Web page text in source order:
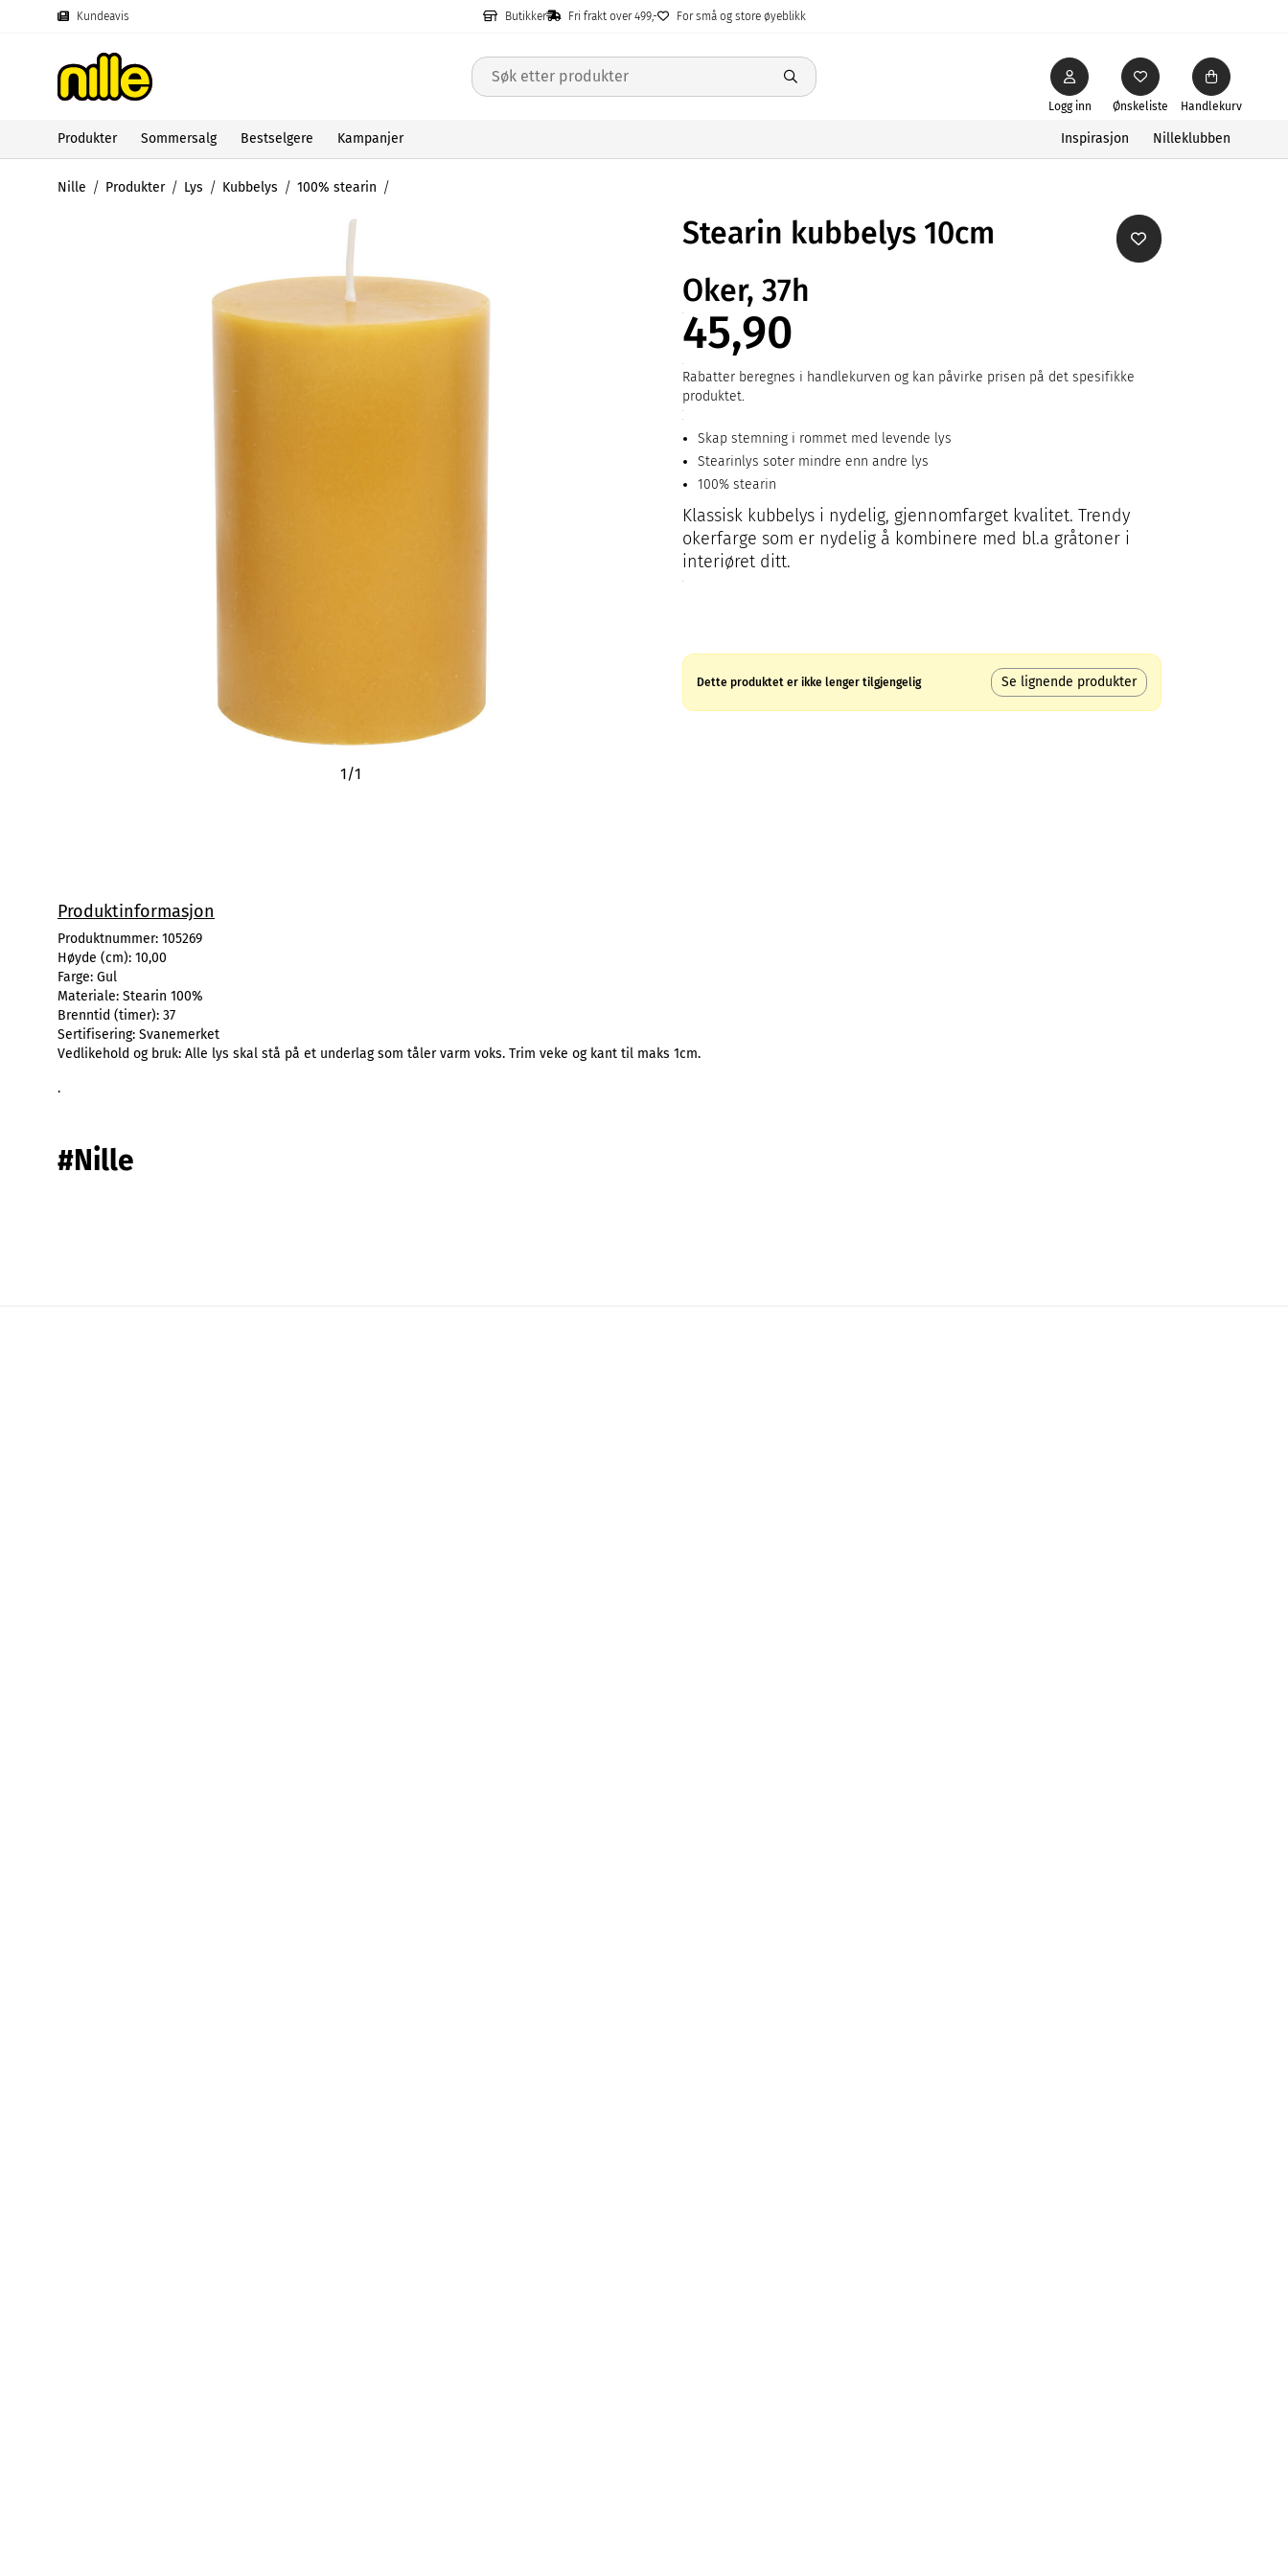
Kundeavis Butikker Fri frakt over 499,- For små og store øyeblikk
Ønskeliste
Logg inn Handlekurv
Produkter Sommersalg Bestselgere Kampanjer Inspirasjon Nilleklubben
Nille Produkter Lys Kubbelys 100% stearin
1/1
Stearin kubbelys 10cm
Oker, 37h
45,90
Rabatter beregnes i handlekurven og kan påvirke prisen på det spesifikke
produktet.
Skap stemning i rommet med levende lys
Stearinlys soter mindre enn andre lys
100% stearin
Klassisk kubbelys i nydelig, gjennomfarget kvalitet. Trendy
okerfarge som er nydelig å kombinere med bl.a gråtoner i
interiøret ditt.
Dette produktet er ikke lenger tilgjengelig Se lignende produkter
Produktinformasjon
Produktnummer: 105269
Høyde (cm): 10,00
Farge: Gul
Materiale: Stearin 100%
Brenntid (timer): 37
Sertifisering: Svanemerket
Vedlikehold og bruk: Alle lys skal stå på et underlag som tåler varm voks. Trim veke og kant til maks 1cm.
.
#Nille